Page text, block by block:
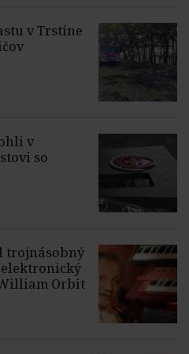
v Trstíne
v
so
trojnásobný
Orbit